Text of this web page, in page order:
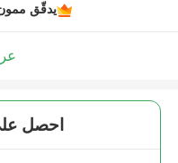
يدقّق
احصل